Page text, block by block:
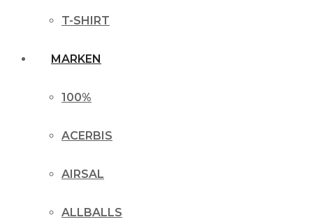
T-SHIRT
MARKEN
100%
ACERBIS
AIRSAL
ALLBALLS